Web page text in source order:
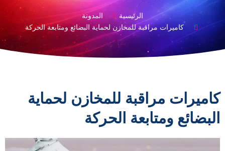
الرئيسية
المدونة
كاميرات مراقبة للمخازن لحماية البضائع ومتابعة الحركة
كاميرات مراقبة للمخازن لحماية
البضائع ومتابعة الحركة